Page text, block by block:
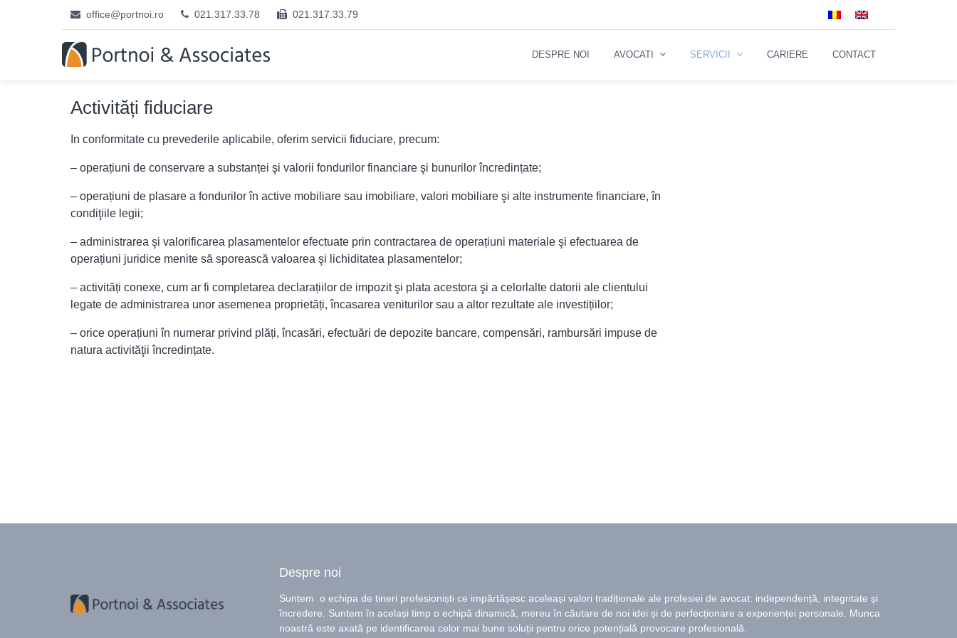
office@portnoi.ro 021.317.33.78 021.317.33.79
DESPRE NOI AVOCATI SERVICII CARIERE CONTACT
Activități fiduciare
In conformitate cu prevederile aplicabile, oferim servicii fiduciare, precum:
– operațiuni de conservare a substanței şi valorii fondurilor financiare şi bunurilor încredințate;
– operațiuni de plasare a fondurilor în active mobiliare sau imobiliare, valori mobiliare şi alte instrumente financiare, în
condiţiile legii;
– administrarea şi valorificarea plasamentelor efectuate prin contractarea de operațiuni materiale şi efectuarea de
operațiuni juridice menite să sporească valoarea şi lichiditatea plasamentelor;
– activități conexe, cum ar fi completarea declarațiilor de impozit şi plata acestora şi a celorlalte datorii ale clientului
legate de administrarea unor asemenea proprietăți, încasarea veniturilor sau a altor rezultate ale investițiilor;
– orice operațiuni în numerar privind plăți, încasări, efectuări de depozite bancare, compensări, rambursări impuse de
natura activităţii încredințate.
Despre noi
Suntem o echipa de tineri profesioniști ce impărtășesc aceleași valori tradiționale ale profesiei de avocat: independență, integritate și
încredere. Suntem în același timp o echipă dinamică, mereu în căutare de noi idei și de perfecționare a experienței personale. Munca
noastră este axată pe identificarea celor mai bune soluții pentru orice potențială provocare profesională.